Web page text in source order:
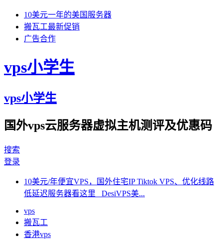
10美元一年的美国服务器
搬瓦工最新促销
广告合作
vps小学生
vps小学生
国外vps云服务器虚拟主机测评及优惠码
搜索
登录
10美元/年便宜VPS，国外住宅IP Tiktok VPS、优化线路
低延迟服务器看这里 DesiVPS美...
vps
搬瓦工
香港vps